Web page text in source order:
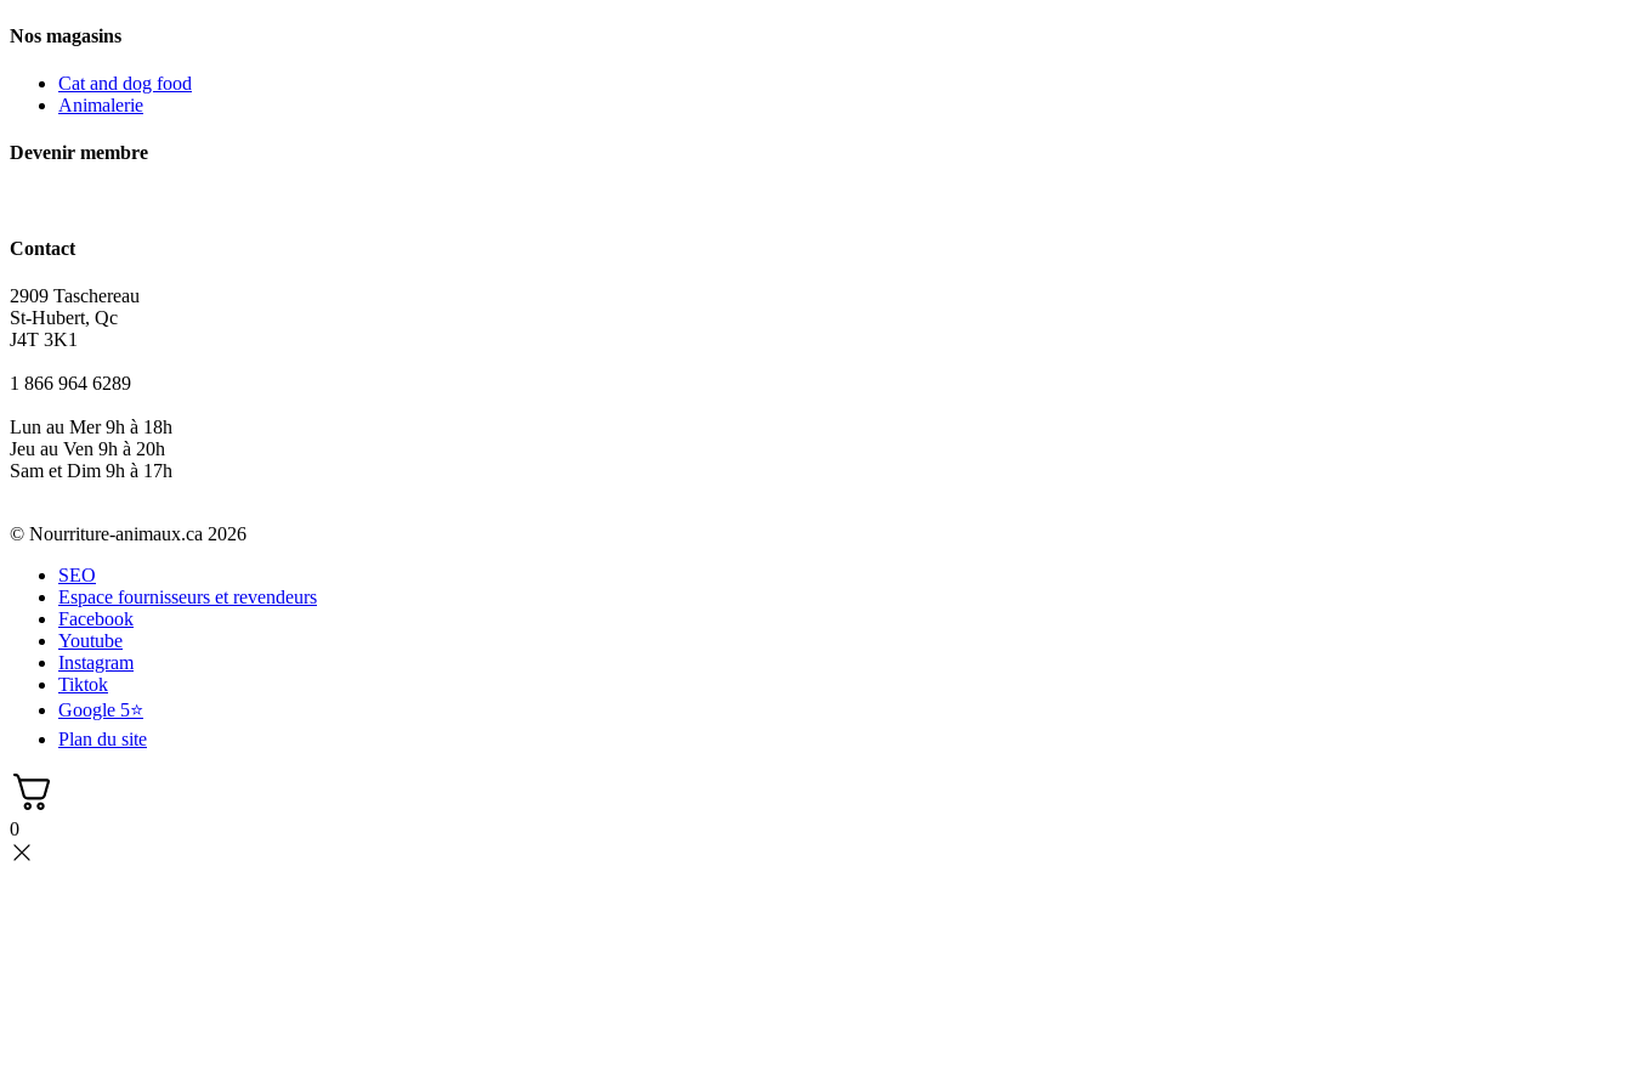
Nos magasins
Cat and dog food
Animalerie
Devenir membre
Contact
2909 Taschereau
St-Hubert, Qc
J4T 3K1
1 866 964 6289
Lun au Mer 9h à 18h
Jeu au Ven 9h à 20h
Sam et Dim 9h à 17h
© Nourriture-animaux.ca 2026
SEO
Espace fournisseurs et revendeurs
Facebook
Youtube
Instagram
Tiktok
Google 5⭐
Plan du site
0